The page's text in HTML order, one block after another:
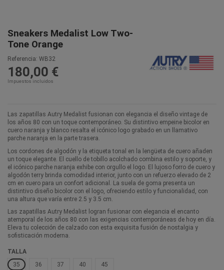
Sneakers Medalist Low Two-
Tone Orange
Referencia: WB32
180,00 €
Impuestos incluidos
Las zapatillas Autry Medalist fusionan con elegancia el diseño vintage de
los años 80 con un toque contemporáneo. Su distintivo empeine bicolor en
cuero naranja y blanco resalta el icónico logo grabado en un llamativo
parche naranja en la parte trasera.
Los cordones de algodón y la etiqueta tonal en la lengüeta de cuero añaden
un toque elegante. El cuello de tobillo acolchado combina estilo y soporte, y
el icónico parche naranja exhibe con orgullo el logo. El lujoso forro de cuero y
algodón terry brinda comodidad interior, junto con un refuerzo elevado de 2
cm en cuero para un confort adicional. La suela de goma presenta un
distintivo diseño bicolor con el logo, ofreciendo estilo y funcionalidad, con
una altura que varía entre 2.5 y 3.5 cm.
Las zapatillas Autry Medalist logran fusionar con elegancia el encanto
atemporal de los años 80 con las exigencias contemporáneas de hoy en día.
Eleva tu colección de calzado con esta exquisita fusión de nostalgia y
sofisticación moderna.
TALLA
35
36 37 40 45